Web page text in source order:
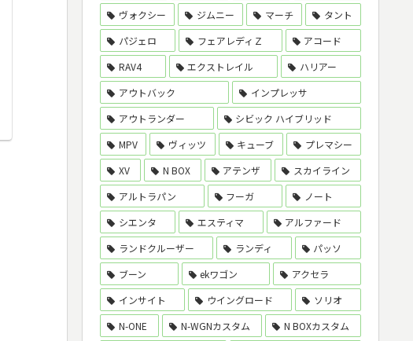
ヴォクシー
ジムニー マーチ
タント
パジェロ
フェアレディＺ
アコード
RAV4
エクストレイル
ハリアー
アウトバック
インプレッサ
アウトランダー
シビック ハイブリッド
MPV
ヴィッツ キューブ
プレマシー
XV
N BOX アテンザ
スカイライン
アルトラパン
フーガ
ノート
シエンタ
エスティマ
アルファード
ランドクルーザー
ランディ
パッソ
ブーン
ekワゴン
アクセラ
インサイト
ウイングロード
ソリオ
N-ONE
N-WGNカスタム
N BOXカスタム